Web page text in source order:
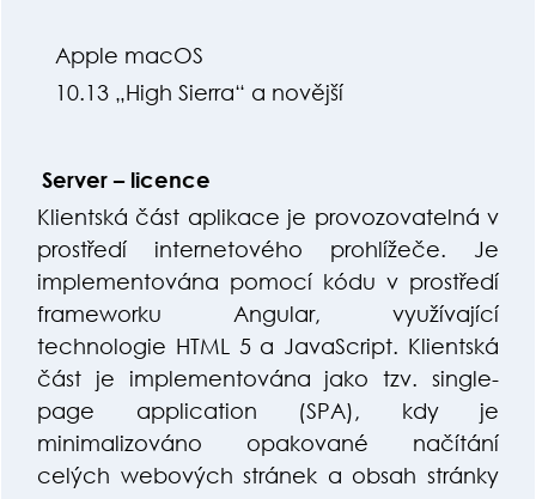
Apple macOS
10.13 „High Sierra“ a novější
Server – licence
Klientská část aplikace je provozovatelná v
prostředí internetového prohlížeče. Je
implementována pomocí kódu v prostředí
frameworku Angular, využívající
technologie HTML 5 a JavaScript. Klientská
část je implementována jako tzv. single-
page application (SPA), kdy je
minimalizováno opakované načítání
celých webových stránek a obsah stránky